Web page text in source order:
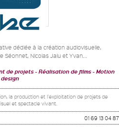
dédiée à la création audiovisuelle,
Nicolas Jalu et Yvan...
de projets Réalisation de films
Motion
design
la production et l'exploitation de projets de
et spectacle vivant.
01 69 13 04 87